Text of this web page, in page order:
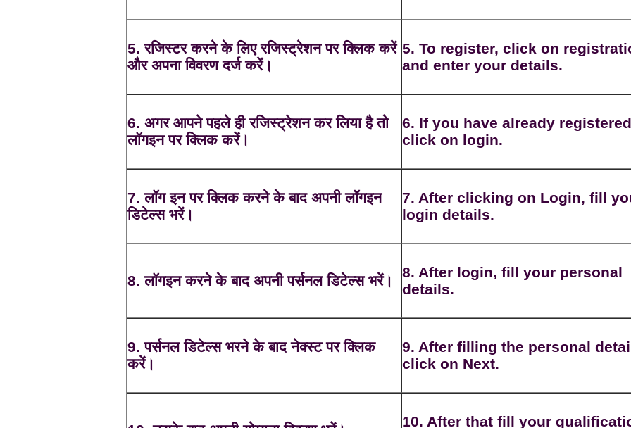
5. रजिस्टर करने के लिए रजिस्ट्रेशन पर क्लिक करें
और अपना विवरण दर्ज करें।
5. To register, click on
and enter your details.
6. अगर आपने पहले ही रजिस्ट्रेशन कर लिया है तो
लॉगइन पर क्लिक करें।
6. If you have already
click on login.
7. लॉग इन पर क्लिक करने के बाद अपनी लॉगइन
डिटेल्स भरें।
7. After clicking on Login, fill
login details.
8. लॉगइन करने के बाद अपनी पर्सनल डिटेल्स भरें।
8. After login, fill your personal
details.
9. पर्सनल डिटेल्स भरने के बाद नेक्स्ट पर क्लिक
करें।
9. After filling the personal
click on Next.
10. After that fill your